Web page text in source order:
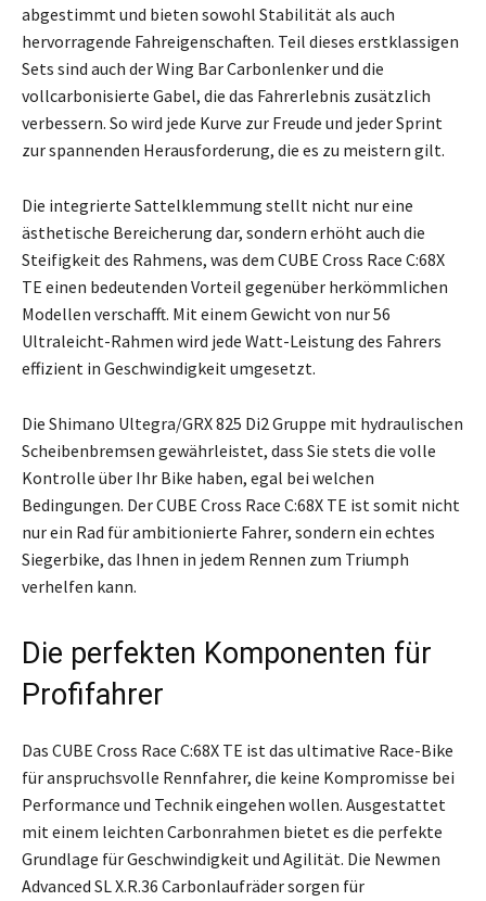
abgestimmt und bieten sowohl Stabilität als auch
hervorragende Fahreigenschaften. Teil dieses erstklassigen
Sets sind auch der Wing Bar Carbonlenker und die
vollcarbonisierte Gabel, die das Fahrerlebnis zusätzlich
verbessern. So wird jede Kurve zur Freude und jeder Sprint
zur spannenden Herausforderung, die es zu meistern gilt.
Die integrierte Sattelklemmung stellt nicht nur eine
ästhetische Bereicherung dar, sondern erhöht auch die
Steifigkeit des Rahmens, was dem CUBE Cross Race C:68X
TE einen bedeutenden Vorteil gegenüber herkömmlichen
Modellen verschafft. Mit einem Gewicht von nur 56
Ultraleicht-Rahmen wird jede Watt-Leistung des Fahrers
effizient in Geschwindigkeit umgesetzt.
Die Shimano Ultegra/GRX 825 Di2 Gruppe mit hydraulischen
Scheibenbremsen gewährleistet, dass Sie stets die volle
Kontrolle über Ihr Bike haben, egal bei welchen
Bedingungen. Der CUBE Cross Race C:68X TE ist somit nicht
nur ein Rad für ambitionierte Fahrer, sondern ein echtes
Siegerbike, das Ihnen in jedem Rennen zum Triumph
verhelfen kann.
Die perfekten Komponenten für
Profifahrer
Das CUBE Cross Race C:68X TE ist das ultimative Race-Bike
für anspruchsvolle Rennfahrer, die keine Kompromisse bei
Performance und Technik eingehen wollen. Ausgestattet
mit einem leichten Carbonrahmen bietet es die perfekte
Grundlage für Geschwindigkeit und Agilität. Die Newmen
Advanced SL X.R.36 Carbonlaufräder sorgen für